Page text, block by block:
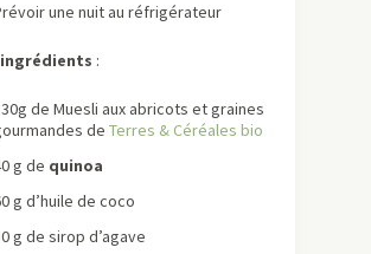
une nuit au réfrigérateur
:
de Muesli aux abricots et graines
de Terres & Céréales bio
g de quinoa
g d’huile de coco
g de sirop d’agave